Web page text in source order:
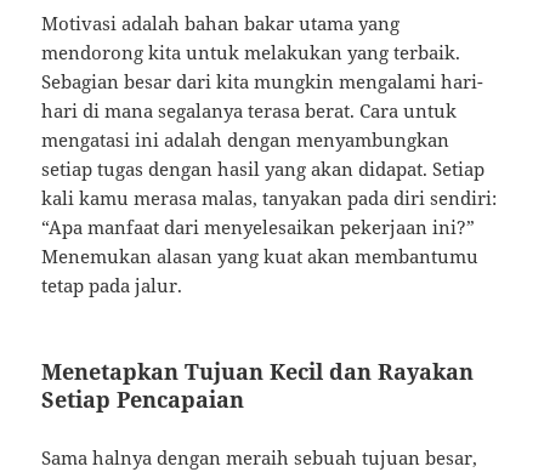
Motivasi adalah bahan bakar utama yang
mendorong kita untuk melakukan yang terbaik.
Sebagian besar dari kita mungkin mengalami hari-
hari di mana segalanya terasa berat. Cara untuk
mengatasi ini adalah dengan menyambungkan
setiap tugas dengan hasil yang akan didapat. Setiap
kali kamu merasa malas, tanyakan pada diri sendiri:
“Apa manfaat dari menyelesaikan pekerjaan ini?”
Menemukan alasan yang kuat akan membantumu
tetap pada jalur.
Menetapkan Tujuan Kecil dan Rayakan
Setiap Pencapaian
Sama halnya dengan meraih sebuah tujuan besar,